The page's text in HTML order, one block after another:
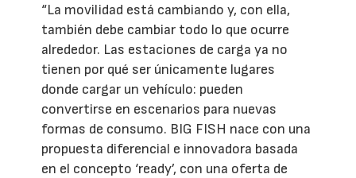
“La movilidad está cambiando y, con ella,
también debe cambiar todo lo que ocurre
alrededor. Las estaciones de carga ya no
tienen por qué ser únicamente lugares
donde cargar un vehículo: pueden
convertirse en escenarios para nuevas
formas de consumo. BIG FISH nace con una
propuesta diferencial e innovadora basada
en el concepto ‘ready’, con una oferta de